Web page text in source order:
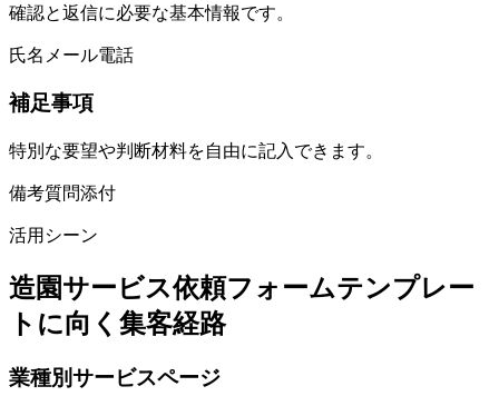
確認と返信に必要な基本情報です。
氏名 メール電話
補足事項
特別な要望や判断材料を自由に記入できます。
備考質問添付
活用シーン
造園サービス依頼フォームテンプレー
トに向く集客経路
業種別サービスページ